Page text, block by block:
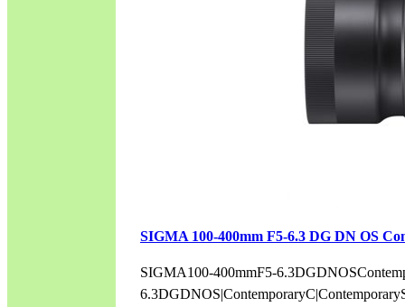
SIGMA 100-400mm F5-6.3 DG DN OS
SIGMA100-400mmF5-